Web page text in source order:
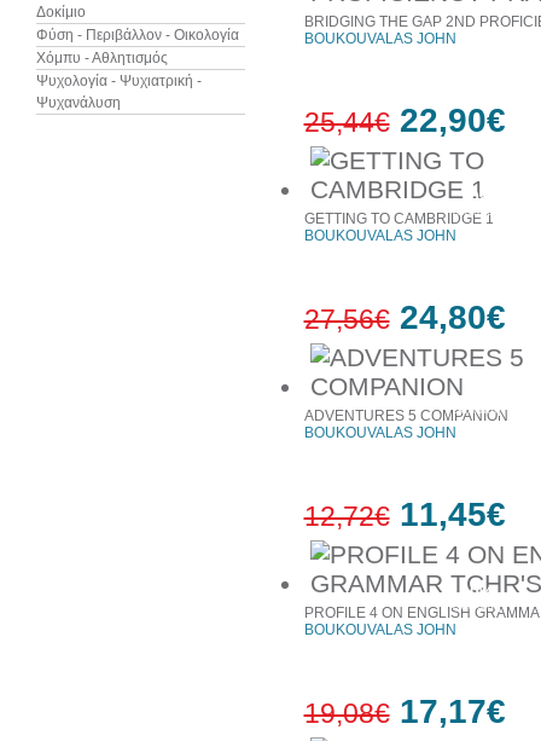
Δοκίμιο
Φύση - Περιβάλλον - Οικολογία
Χόμπυ - Αθλητισμός
Ψυχολογία - Ψυχιατρική -
Ψυχανάλυση
10%
έκπτωση
BRIDGING THE GAP 2ND
BOUKOUVALAS JOHN
25,44€ 22,90€
10%
έκπτωση
GETTING TO CAMBRIDGE 1
BOUKOUVALAS JOHN
27,56€ 24,80€
10%
έκπτωση
ADVENTURES 5 COMPANION
BOUKOUVALAS JOHN
12,72€ 11,45€
PROFILE 4 ON ENGLISH
BOUKOUVALAS JOHN
19,08€ 17,17€